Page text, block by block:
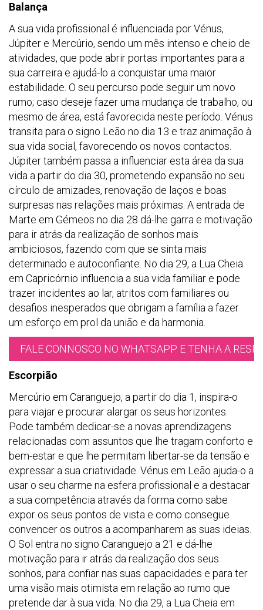
Balança
A sua vida profissional é influenciada por Vénus,
Júpiter e Mercúrio, sendo um mês intenso e cheio de
atividades, que pode abrir portas importantes para a
sua carreira e ajudá-lo a conquistar uma maior
estabilidade. O seu percurso pode seguir um novo
rumo; caso deseje fazer uma mudança de trabalho, ou
mesmo de área, está favorecida neste período. Vénus
transita para o signo Leão no dia 13 e traz animação à
sua vida social, favorecendo os novos contactos.
Júpiter também passa a influenciar esta área da sua
vida a partir do dia 30, prometendo expansão no seu
círculo de amizades, renovação de laços e boas
surpresas nas relações mais próximas. A entrada de
Marte em Gémeos no dia 28 dá-lhe garra e motivação
para ir atrás da realização de sonhos mais
ambiciosos, fazendo com que se sinta mais
determinado e autoconfiante. No dia 29, a Lua Cheia
em Capricórnio influencia a sua vida familiar e pode
trazer incidentes ao lar, atritos com familiares ou
desafios inesperados que obrigam a família a fazer
um esforço em prol da união e da harmonia.
FALE CONNOSCO NO WHATSAPP E TENHA A
Escorpião
Mercúrio em Caranguejo, a partir do dia 1, inspira-o
para viajar e procurar alargar os seus horizontes.
Pode também dedicar-se a novas aprendizagens
relacionadas com assuntos que lhe tragam conforto e
bem-estar e que lhe permitam libertar-se da tensão e
expressar a sua criatividade. Vénus em Leão ajuda-o a
usar o seu charme na esfera profissional e a destacar
a sua competência através da forma como sabe
expor os seus pontos de vista e como consegue
convencer os outros a acompanharem as suas ideias.
O Sol entra no signo Caranguejo a 21 e dá-lhe
motivação para ir atrás da realização dos seus
sonhos, para confiar nas suas capacidades e para ter
uma visão mais otimista em relação ao rumo que
pretende dar à sua vida. No dia 29, a Lua Cheia em